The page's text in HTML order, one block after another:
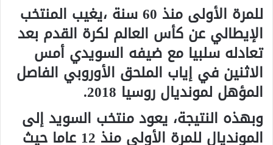
للمرة الأولى منذ 60 سنة ،يغيب المنتخب
الإيطالي عن كأس العالم لكرة القدم بعد
تعادله سلبيا مع ضيفه السويدي أمس
الاثنين في إياب الملحق الأوروبي الفاصل
المؤهل لمونديال روسيا 2018.
وبهذه النتيجة، يعود منتخب السويد إلى
المونديال للمرة الأولى منذ 12 عاما حيث